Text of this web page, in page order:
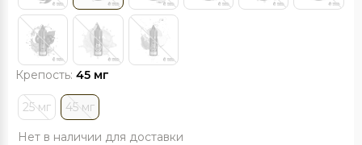
Крепость: 45 мг
25 мг 45 мг
Нет в наличии для доставки